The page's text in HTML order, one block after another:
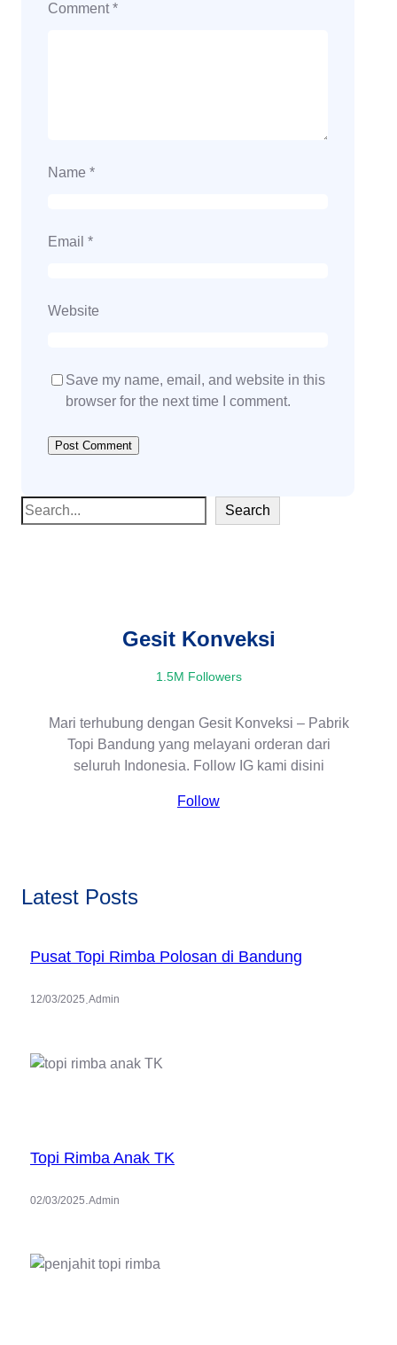
Comment*
Name *
Email *
Website
Save my name, email, and website in this
browser for the next time I comment.
S
e
Search
Gesit Konveksi
1.5M Followers
Mari terhubung dengan Gesit Konveksi – Pabrik
Topi Bandung yang melayani orderan dari
seluruh Indonesia. Follow IG kami disini
Follow
Latest Posts
Pusat Topi Rimba Polosan di Bandung
12/03/2025 Admin
Topi Rimba Anak TK
02/03/2025.Admin